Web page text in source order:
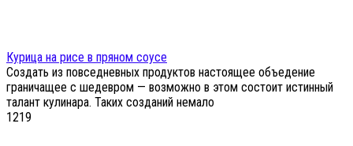
Курица на рисе в пряном соусе
Создать из повседневных продуктов настоящее объедение
граничащее с шедевром — возможно в этом состоит истинный
талант кулинара. Таких созданий немало
1219